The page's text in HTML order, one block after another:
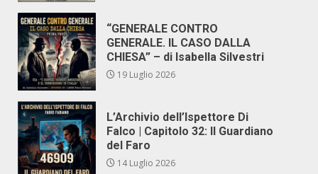
“GENERALE CONTRO
GENERALE. IL CASO DALLA
CHIESA” – di Isabella Silvestri
19 Luglio 2026
L’Archivio dell’Ispettore Di
Falco | Capitolo 32: Il Guardiano
del Faro
14 Luglio 2026